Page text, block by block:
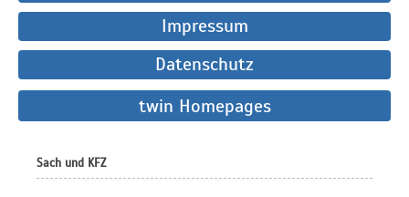
Impressum
Datenschutz
twin Homepages
Sach und KFZ